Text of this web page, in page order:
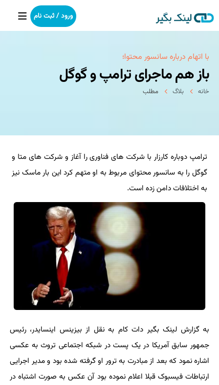
خانه
بکلینک
خدمات ما
درباره ما
آموزش
ورود / ثبت نام
با اتهام درباره سانسور محتوا؛
باز هم ماجرای ترامپ و گوگل
خانه بلاگ مطلب
ترامپ دوباره کارزار با شرکت های فناوری را آغاز و شرکت های متا و
گوگل را به سانسور محتوای مربوط به او متهم کرد این بار ماسک نیز
به اختلافات دامن زده است.
به گزارش لینک بگیر دات کام به نقل از بیزینس اینسایدر، رئیس
جمهور سابق آمریکا در یک پست در شبکه اجتماعی تروث به عکسی
اشاره نمود که بعد از مبادرت به ترور او گرفته شده بود و مدیر اجرایی
ارتباطات فیسبوک قبلا اعلام نموده بود آن عکس به صورت اشتباه در